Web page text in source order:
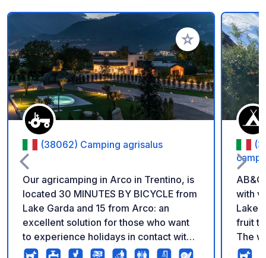
Añadir a tus
(38062) Camping agrisalus
Our agricamping in Arco in Trentino, is
located 30 MINUTES BY BICYCLE from
Lake Garda and 15 from Arco: an
excellent solution for those who want
to experience holidays in contact with
nature and our animals with
with
Lake
fruit
The